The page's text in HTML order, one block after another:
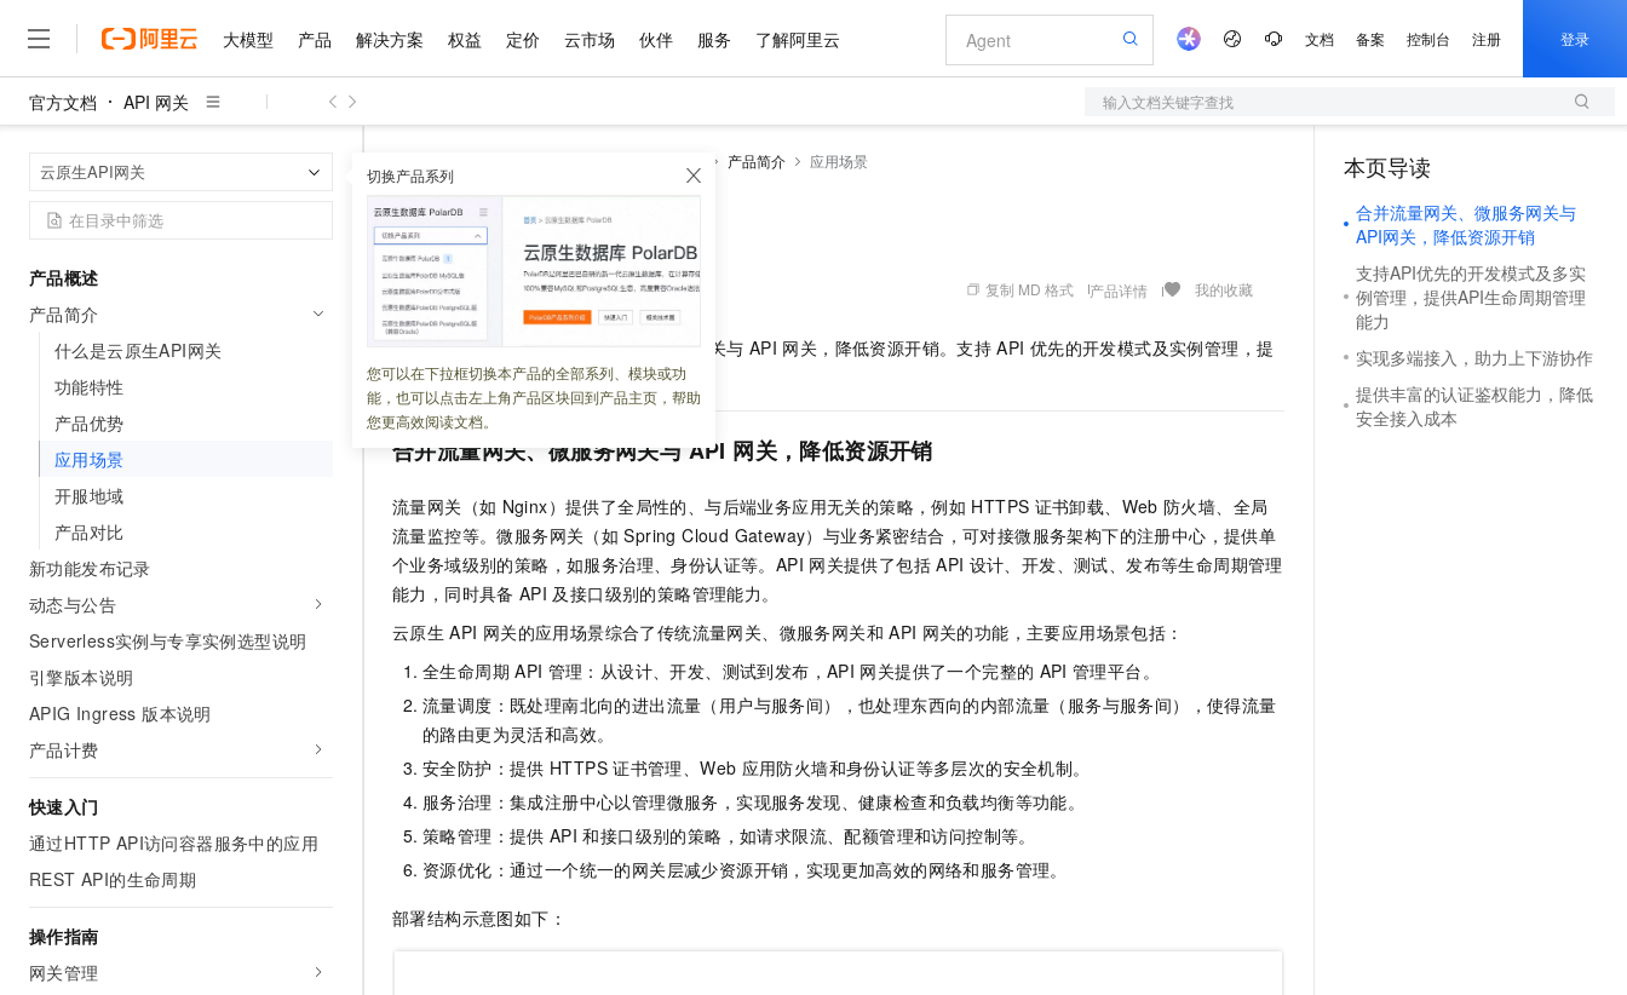
大模型 产品 解决方案 权益 定价 云市场 伙伴 服务 了解阿里云 文档 备案 控制台 注册 登录
官方文档 API 网关 输入文档关键字查找
云原生API网关 切换产品系列
您可以在下拉框切换本产品的全部系列、模块或功
能，也可以点击左上角产品区块回到产品主页，帮助
您更高效阅读文档。
产品概述
产品简介
什么是云原生API网关
功能特性
产品优势
应用场景
开服地域
产品对比
新功能发布记录
动态与公告
Serverless实例与专享实例选型说明
引擎版本说明
APIG Ingress 版本说明
产品计费
快速入门
通过HTTP API访问容器服务中的应用
REST API的生命周期
操作指南
网关管理
产品简介 应用场景
应用场景
更新时间： 2025-01-22 01:49:47 复制 MD 格式 产品详情 我的收藏
网关整合流量网关、微服务网关与 API 网关，降低资源开销。支持 API 优先的开发模式及实例管理，提
供 API 生命周期管理能力。
合并流量网关、微服务网关与 API 网关，降低资源开销
流量网关（如 Nginx）提供了全局性的、与后端业务应用无关的策略，例如 HTTPS 证书卸载、Web 防火墙、全局
流量监控等。微服务网关（如 Spring Cloud Gateway）与业务紧密结合，可对接微服务架构下的注册中心，提供单
个业务域级别的策略，如服务治理、身份认证等。API 网关提供了包括 API 设计、开发、测试、发布等生命周期管理
能力，同时具备 API 及接口级别的策略管理能力。
云原生 API 网关的应用场景综合了传统流量网关、微服务网关和 API 网关的功能，主要应用场景包括：
全生命周期 API 管理：从设计、开发、测试到发布，API 网关提供了一个完整的 API 管理平台。
流量调度：既处理南北向的进出流量（用户与服务间），也处理东西向的内部流量（服务与服务间），使得流量
的路由更为灵活和高效。
安全防护：提供 HTTPS 证书管理、Web 应用防火墙和身份认证等多层次的安全机制。
服务治理：集成注册中心以管理微服务，实现服务发现、健康检查和负载均衡等功能。
策略管理：提供 API 和接口级别的策略，如请求限流、配额管理和访问控制等。
资源优化：通过一个统一的网关层减少资源开销，实现更加高效的网络和服务管理。
部署结构示意图如下：
本页导读
合并流量网关、微服务网关与
API网关，降低资源开销
支持API优先的开发模式及多实
例管理，提供API生命周期管理
能力
实现多端接入，助力上下游协作
提供丰富的认证鉴权能力，降低
安全接入成本
大模型
大模型
文本生成
Qwen3.8-Max HOT
智能体时代全能旗舰模型
Qwen3.7-Plus
Qwen3-VL-Plus
视觉 Coding、空间感知、多模态思考等全面升级
Kimi 最新旗舰模型，长程编程与推理利器
Deepseek-v4-pro
GLM-5.2
1M上下文，专为长程任务能力而生
Wan2.7-T2V
文戏情感细腻自然，动作戏激烈拳拳到肉，实现更强表演能力
语音识别与合成
Qwen3-TTS-Flash
离线语音合成大模型，多语言方言自适应，低延迟高稳定
大模型服务
千问AI平台-Token Plan NEW
千问AI平台-模型体验
在线体验全尺寸、多种模态的模型效果
Happy 系列大模型
新一代 AI 视频生成模型，深度适配广告营销等场景
AI 应用构建
大模型服务平台百炼-应用模版
大模型服务平台百炼-智能体
灵活可视化地构建企业级 Agent
人工智能平台 PAI
AI Native 的算法工程平台，一站式完成建模、训练、推理服务部署
大模型原生应用
Qoder HOT
万有无界
秒悟
云端极速 AI 应用创作平台
产品
精选产品
人工智能与机器学习
容器
存储
网络与CDN
安全
中间件
数据库
大数据计算
企业服务与云通信
域名与网站
Serverless
精选产品
大模型服务平台百炼
大模型服务与应用平台
千问大模型
多元化、高性能、安全可靠的大模型服务
无影云电脑
随时随地安全接入的云上超级电脑
云解析DNS
面向分析的企业级SaaS模式云数据仓库
域名与网站
对象存储 OSS
人工智能平台 PAI 大模型
一站式AI开发、训练和推理服务
Qoder CN
基于千问大模型等，支持代码智能生成、研发智能问答
提供一站式管理容器应用的 K8s 服务
全托管，含MySQL、PostgreSQL、SQL Server、MariaDB多引擎
Qoder
面向真实软件的智能体编程平台
云原生的云上边界网络安全防护产品
轻量应用服务器
快速构建应用程序和网站，即刻迈出上云第一步
数字证书管理服务（原SSL证书）
实现全站HTTPS，呈现可信的WEB访问
短信服务
国内短信简单易用，安全可靠，秒级触达，全球覆盖200+国家和地区。
大数据开发治理平台 DataWorks
解决方案
精选解决方案
AI
大数据
现代化应用
网络
可观测
企业出海
政企业务
精选解决方案
睿译宝，AI翻译排版一步到位
上传文档即自动完成翻译和格式还原
GLM-5.2：长任务时代开源旗舰模型
真正可用的 1M 上下文,一次完成代码全链路开发
Hermes Agent，打造自进化智能体
自主进化，持久记忆，越用越聪明
快速拥有专属 OpenClaw
即刻拥有 DeepSeek-V4-Pro
轻松解锁专属 DeepSeek-V4-Pro
5 分钟轻松部署专属 QwenPaw
从聊天伙伴进化为能主动干活的本地数字员工
Claude Code + GStack 打造工程团队
安装技能 GStack，拥有专属 AI 工程团队
一键购买专属联机服务器，轻松开启游戏
高效搭建 AI 智能体与工作流应用
通过阿里云百炼高效搭建AI应用,助力高效开发
Agency Agents：拥有专属领域专家
多领域专家智能体,一键组建 AI 虚拟交付团队
HappyHorse 打造一站式影视创作平台
可视化编排打通从文字构思到成片全链路闭环
漫剧工坊：一站式动画创作平台
快速生产连贯的高质量长漫剧
10 分钟搭建微信、支付宝小程序
权益 普惠上云
普惠上云 官方力荐
云服务器38元/年起，超值低价云产品抢先购
官方推荐返现计划
推荐新用户得奖励，单订单最高返9万
云工开物
高校专属算力普惠，学生认证享300元代金券
免费试用
最高领取价值200元试用点，立即开启云上创新
AI 产品 免费试用
1亿+ 大模型 tokens 和 30+ 款产品免费体验
140+云产品 免费试用
产品新客免费试用，最长12个月
大模型ACA认证体验
助力企业全员 AI 认知与能力提升
AI 特惠
智启 AI 普惠权益
阿里云 OPC 创新助力计划
至高百万元 Token 补贴，加速一人公司成长
Token Plan 模型订阅计划 NEW
Qwen3.8-Max 首发尝鲜，限时加量 10 倍，夜间低至2折
千问办公，限时限量积分加倍
你的AI工作搭子，覆盖日常办公高频场景
送.CN域名，送备案服务码
Night Plan 支持 Qwen 3.8-Max NEW
夜间 5 折，Qwen/Meoo/TokenPlan 客户专享
AI 场景体验
从图文生成到视频创作，一键激活电商全链路生产力
AI 广告创作
图文、视频一站生成，高效打造优质广告素材
AI助力短剧漫剧创作，剧本、分镜、视频高效生成
AI 办公
智能客服
自动承接线索、识别商机，让客服更高效、服务更出色。
AI 活动
AI 生产力先锋
先锋实践拓展 AI 生产力的边界
飞天发布时刻
所见，即是所愿
AI 实训营
从基础到进阶，Agent 创客手把手教你
创新加速
定价 产品定价
了解云产品的定价详情
云上成本管理
管理和优化成本
价格计算器
自助选配和估算价格
价格优势
推动算力普惠，释放技术红利
配置报价器
阿里云 OPC 创新助力计划
Token 补贴，五大权
益加速 OPC 成功
云市场 精选商城
网站建设
多端小程序
Salesforce 国际版订阅
友盟天域
观测云
Tuya 物联网平台阿里云版
蓝凌 OA
畅捷通
Tableau 订阅
AI空中课堂在线直播课堂（旗舰版）
生态解决方案
行业生态解决方案
AI 开发和 AI 应用解决方案
数据与 API
数据集
身份实名认证
短信
OCR 文字识别
发票查验
天气预报查询
企业应用
OA 办公系统
广告营销
基础软件
JAVA
Ubuntu
Red Hat
SUSE
建站小程序
模板小程序
定制小程序
专业服务
公司注册
上云迁移
代维服务
伙伴 成为销售伙伴
分销伙伴
咨询伙伴
销售伙伴合作计划
Salesforce On Alibaba Cloud
Consulting Partner 合作计划
AI 大模型销售与服务生态合作计划
成为产品伙伴
产品生态集成认证中心
产品生态伙伴工作台
产品伙伴合作计划
云网络合作计划
成为服务伙伴
服务生态伙伴
服务伙伴合作计划
Al MaaS 服务伙伴赋能合作
伙伴信用分合作计划
更多支持
合作伙伴培训与认证
查询合作伙伴
登录合作伙伴管理后台
服务 售前咨询
在线服务
售后服务
自助服务
工单服务
短信专区
企业增值服务
企业支持计划
企业增值服务台
企业成长
服务实践
创新中心
阿里云认证
信息公告
开发者社区
我要反馈
了解阿里云 为什么选择阿里云
什么是云计算
技术领先
稳定可靠
安全合规
分析师报告
研究报告与白皮书
AI 算法大赛
云开发大赛
最佳实践
云上春晚
云栖战略参考
云上的中国
看见新力量
金融模力时刻
客户案例
市场活动
高校合作
云工开物
加入我们
社会招聘
校园招聘